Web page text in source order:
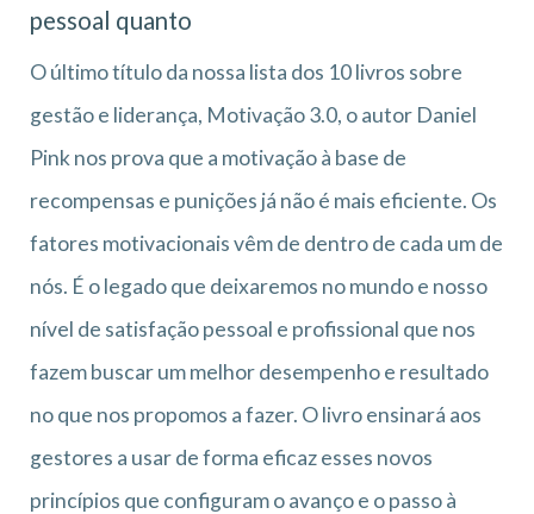
pessoal quanto
O último título da nossa lista dos 10 livros sobre
gestão e liderança, Motivação 3.0, o autor Daniel
Pink nos prova que a motivação à base de
recompensas e punições já não é mais eficiente. Os
fatores motivacionais vêm de dentro de cada um de
nós. É o legado que deixaremos no mundo e nosso
nível de satisfação pessoal e profissional que nos
fazem buscar um melhor desempenho e resultado
no que nos propomos a fazer. O livro ensinará aos
gestores a usar de forma eficaz esses novos
princípios que configuram o avanço e o passo à